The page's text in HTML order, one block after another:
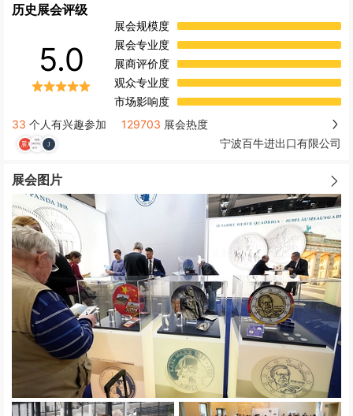
历史展会评级
5.0
展会规模度
展会专业度
展商评价度
观众专业度
市场影响度
33 个人有兴趣参加 129703 展会热度
宁波百牛进出口有限公司
展会图片